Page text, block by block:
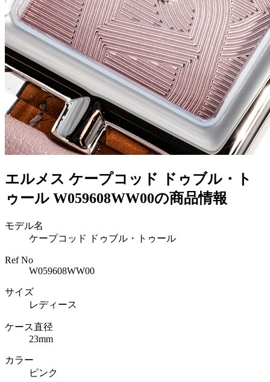
エルメス ケープコッド ドゥブル・ト
ゥール W059608WW00の商品情報
モデル名
ケープコッド ドゥブル・トゥール
Ref No
W059608WW00
サイズ
レディース
ケース直径
23mm
カラー
ピンク